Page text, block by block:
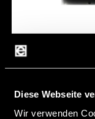
Diese Webseite
Wir verwenden